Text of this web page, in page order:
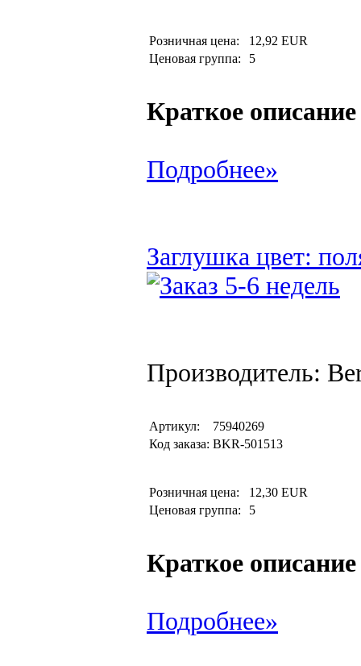
Розничная цена:
12,92 EUR
Ценовая группа:
5
Краткое описание
Подробнее»
Заглушка цвет:
Производитель:
Артикул:
75940269
Код заказа: BKR-501513
Розничная цена:
12,30 EUR
Ценовая группа:
5
Краткое описание
Подробнее»